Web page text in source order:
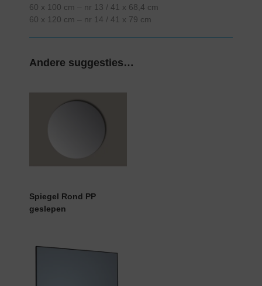
60 x 100 cm – nr 13 / 41 x 68,4 cm
60 x 120 cm – nr 14 / 41 x 79 cm
Andere suggesties…
Spiegel Rond PP
geslepen